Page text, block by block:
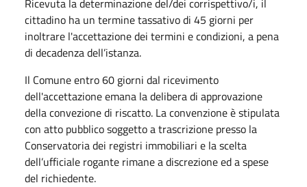
cittadino ha un termine tassativo di 45 giorni per
inoltrare l'accettazione dei termini e condizioni, a pena
di decadenza dell’istanza.
Il Comune entro 60 giorni dal ricevimento
dell'accettazione emana la delibera di approvazione
della convezione di riscatto. La convenzione è stipulata
con atto pubblico soggetto a trascrizione presso la
Conservatoria dei registri immobiliari e la scelta
dell’ufficiale rogante rimane a discrezione ed a spese
del richiedente.